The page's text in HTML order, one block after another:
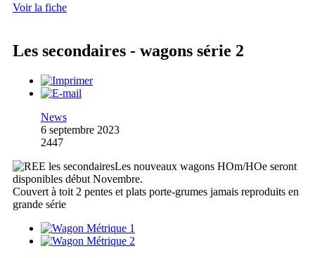
Voir la fiche
Les secondaires - wagons série 2
News
6 septembre 2023
2447
Les nouveaux wagons HOm/HOe seront
disponibles début Novembre.
Couvert à toit 2 pentes et plats porte-grumes jamais reproduits en
grande série